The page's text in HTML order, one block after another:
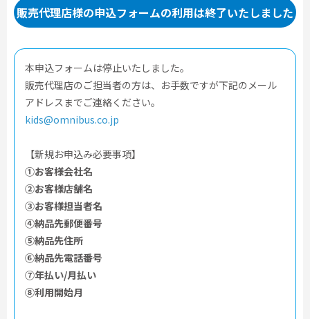
販売代理店様の申込フォームの利用は終了いたしました
本申込フォームは停止いたしました。
販売代理店のご担当者の方は、お手数ですが下記のメール
アドレスまでご連絡ください。
kids@omnibus.co.jp
【新規お申込み必要事項】
①お客様会社名
②お客様店舗名
③お客様担当者名
④納品先郵便番号
⑤納品先住所
⑥納品先電話番号
⑦年払い/月払い
⑧利用開始月